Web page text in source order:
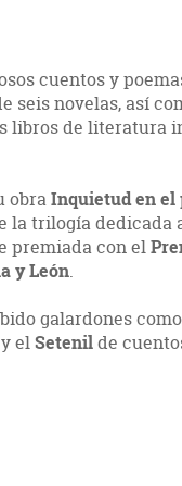
cuentos y
seis novelas, así
libros de literatura
obraInquietud en el
la trilogía dedicada
premiada con el
y León.
galardones
y elSetenilde